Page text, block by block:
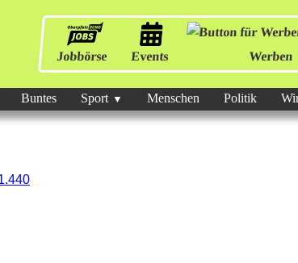
Jobbörse Events Werben
Buntes Sport Menschen Politik